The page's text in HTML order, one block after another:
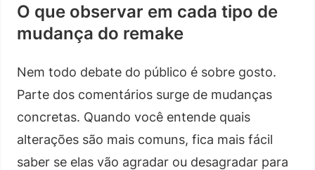
O que observar em cada tipo de
mudança do remake
Nem todo debate do público é sobre gosto.
Parte dos comentários surge de mudanças
concretas. Quando você entende quais
alterações são mais comuns, fica mais fácil
saber se elas vão agradar ou desagradar para